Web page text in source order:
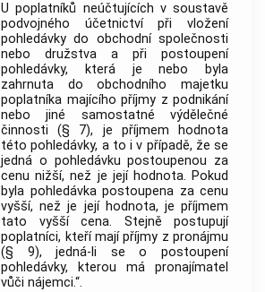
U poplatníků neúčtujících v soustavě
podvojného účetnictví při vložení
pohledávky do obchodní společnosti
nebo družstva a při postoupení
pohledávky, která je nebo byla
zahrnuta do obchodního majetku
poplatníka majícího příjmy z podnikání
nebo jiné samostatné výdělečné
činnosti (§ 7), je příjmem hodnota
této pohledávky, a to i v případě, že se
jedná o pohledávku postoupenou za
cenu nižší, než je její hodnota. Pokud
byla pohledávka postoupena za cenu
vyšší, než je její hodnota, je příjmem
tato vyšší cena. Stejně postupují
poplatníci, kteří mají příjmy z pronájmu
(§ 9), jedná-li se o postoupení
pohledávky, kterou má pronajímatel
vůči nájemci.“.